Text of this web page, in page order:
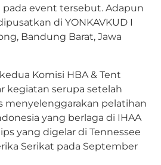
event tersebut. Adapun
di YONKAVKUD I
Bandung Barat, Jawa
Komisi HBA & Tent
kegiatan serupa setelah
menyelenggarakan pelatihan
yang berlaga di IHAA
yang digelar di Tennessee
Serikat pada September